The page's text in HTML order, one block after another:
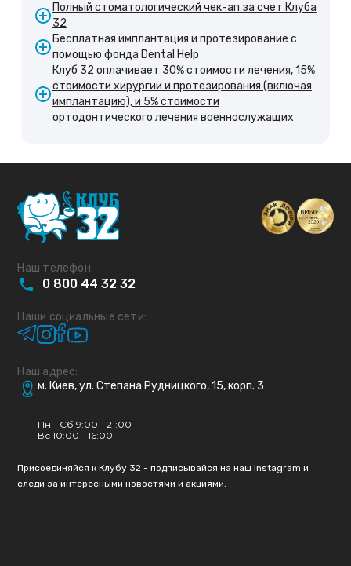
Полный стоматологический чек-ап за счет Клуба
32
Бесплатная имплантация и протезирование с
помощью фонда Dental Help
Клуб 32 оплачивает 30% стоимости лечения, 15%
стоимости хирургии и протезирования (включая
имплантацию), и 5% стоимости
ортодонтического лечения военнослужащих
Наш телефон:
0 800 44 32 32
Наши социальные сети:
Наш адрес:
м. Киев, ул. Степана Рудницкого, 15, корп. 3
Пн - Сб 9:00 - 21:00
Вс 10:00 - 16:00
Присоединяйся к Клубу 32 - подписывайся на наш Instagram и
следи за интересными новостями и акциями.